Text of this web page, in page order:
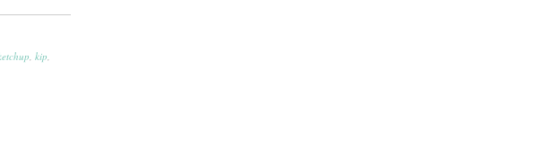
kip